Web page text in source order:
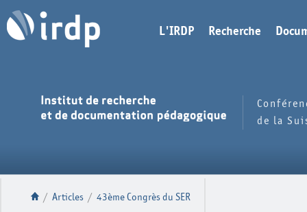
L'IRDP Recherche
de la
/ Articles / 43ème Congrès du SER